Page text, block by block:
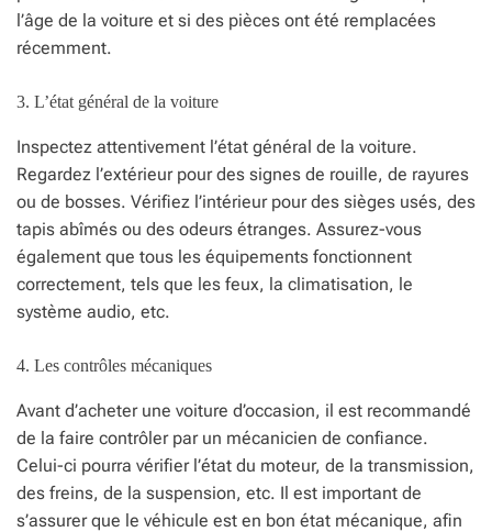
l’âge de la voiture et si des pièces ont été remplacées
récemment.
3. L’état général de la voiture
Inspectez attentivement l’état général de la voiture.
Regardez l’extérieur pour des signes de rouille, de rayures
ou de bosses. Vérifiez l’intérieur pour des sièges usés, des
tapis abîmés ou des odeurs étranges. Assurez-vous
également que tous les équipements fonctionnent
correctement, tels que les feux, la climatisation, le
système audio, etc.
4. Les contrôles mécaniques
Avant d’acheter une voiture d’occasion, il est recommandé
de la faire contrôler par un mécanicien de confiance.
Celui-ci pourra vérifier l’état du moteur, de la transmission,
des freins, de la suspension, etc. Il est important de
s’assurer que le véhicule est en bon état mécanique, afin